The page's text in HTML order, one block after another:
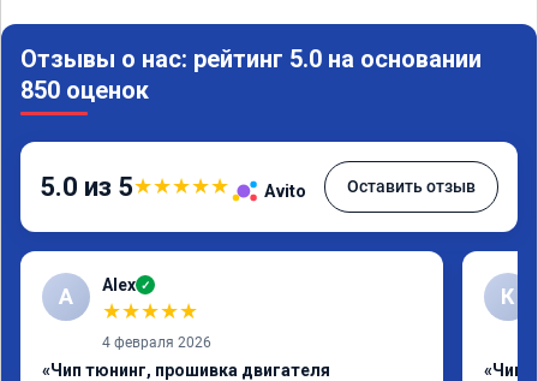
Отзывы о нас: рейтинг 5.0 на основании
850 оценок
5.0 из 5★★★★★ Avito Оставить отзыв
A Alex ✓
★★★★★
4 февраля 2026
«Чип тюнинг, прошивка двигателя
К
«Чип